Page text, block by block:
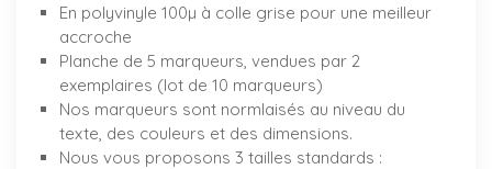
En polyvinyle 100µ à colle grise pour une meilleur
accroche
Planche de 5 marqueurs, vendues par 2
exemplaires (lot de 10 marqueurs)
Nos marqueurs sont normlaisés au niveau du
texte, des couleurs et des dimensions.
Nous vous proposons 3 tailles standards :